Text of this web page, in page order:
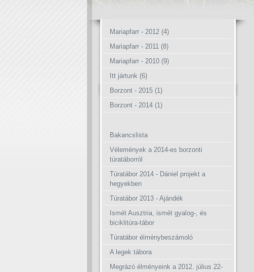
Mariapfarr - 2012 (4)
Mariapfarr - 2011 (8)
Mariapfarr - 2010 (9)
Itt jártunk (6)
Borzont - 2015 (1)
Borzont - 2014 (1)
Bakancslista
Vélemények a 2014-es borzonti
túratáborról
Túratábor 2014 - Dániel projekt a
hegyekben
Túratábor 2013 - Ajándék
Ismét Ausztria, ismét gyalog-, és
biciklitúra-tábor
Túratábor élménybeszámoló
A legek tábora
Megrázó élményeink a 2012. július 22-